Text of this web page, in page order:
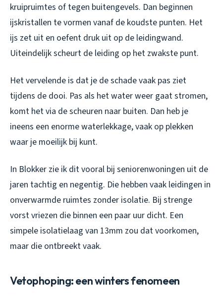
kruipruimtes of tegen buitengevels. Dan beginnen
ijskristallen te vormen vanaf de koudste punten. Het
ijs zet uit en oefent druk uit op de leidingwand.
Uiteindelijk scheurt de leiding op het zwakste punt.
Het vervelende is dat je de schade vaak pas ziet
tijdens de dooi. Pas als het water weer gaat stromen,
komt het via de scheuren naar buiten. Dan heb je
ineens een enorme waterlekkage, vaak op plekken
waar je moeilijk bij kunt.
In Blokker zie ik dit vooral bij seniorenwoningen uit de
jaren tachtig en negentig. Die hebben vaak leidingen in
onverwarmde ruimtes zonder isolatie. Bij strenge
vorst vriezen die binnen een paar uur dicht. Een
simpele isolatielaag van 13mm zou dat voorkomen,
maar die ontbreekt vaak.
Vetophoping: een winters fenomeen